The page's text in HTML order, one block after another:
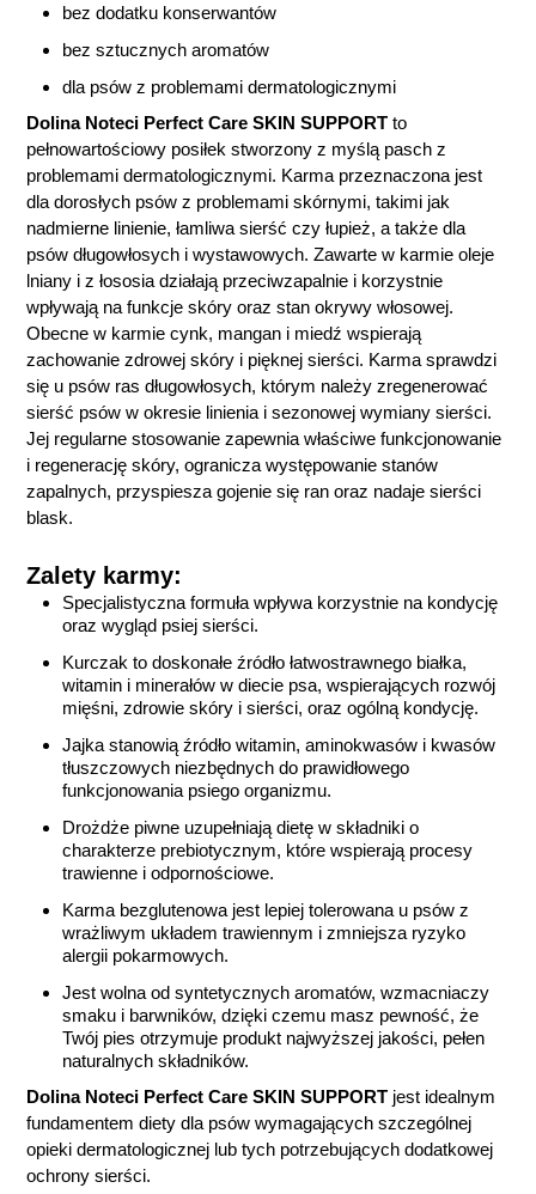
bez dodatku konserwantów
bez sztucznych aromatów
dla psów z problemami dermatologicznymi
Dolina Noteci Perfect Care SKIN SUPPORT to
pełnowartościowy posiłek stworzony z myślą pasch z
problemami dermatologicznymi. Karma przeznaczona jest
dla dorosłych psów z problemami skórnymi, takimi jak
nadmierne linienie, łamliwa sierść czy łupież, a także dla
psów długowłosych i wystawowych. Zawarte w karmie oleje
lniany i z łososia działają przeciwzapalnie i korzystnie
wpływają na funkcje skóry oraz stan okrywy włosowej.
Obecne w karmie cynk, mangan i miedź wspierają
zachowanie zdrowej skóry i pięknej sierści. Karma sprawdzi
się u psów ras długowłosych, którym należy zregenerować
sierść psów w okresie linienia i sezonowej wymiany sierści.
Jej regularne stosowanie zapewnia właściwe funkcjonowanie
i regenerację skóry, ogranicza występowanie stanów
zapalnych, przyspiesza gojenie się ran oraz nadaje sierści
blask.
Zalety karmy:
Specjalistyczna formuła wpływa korzystnie na kondycję
oraz wygląd psiej sierści.
Kurczak to doskonałe źródło łatwostrawnego białka,
witamin i minerałów w diecie psa, wspierających rozwój
mięśni, zdrowie skóry i sierści, oraz ogólną kondycję.
Jajka stanowią źródło witamin, aminokwasów i kwasów
tłuszczowych niezbędnych do prawidłowego
funkcjonowania psiego organizmu.
Drożdże piwne uzupełniają dietę w składniki o
charakterze prebiotycznym, które wspierają procesy
trawienne i odpornościowe.
Karma bezglutenowa jest lepiej tolerowana u psów z
wrażliwym układem trawiennym i zmniejsza ryzyko
alergii pokarmowych.
Jest wolna od syntetycznych aromatów, wzmacniaczy
smaku i barwników, dzięki czemu masz pewność, że
Twój pies otrzymuje produkt najwyższej jakości, pełen
naturalnych składników.
Dolina Noteci Perfect Care SKIN SUPPORT jest idealnym
fundamentem diety dla psów wymagających szczególnej
opieki dermatologicznej lub tych potrzebujących dodatkowej
ochrony sierści.